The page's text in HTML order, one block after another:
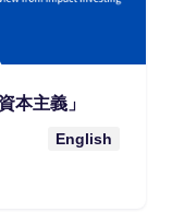
本主義」
English